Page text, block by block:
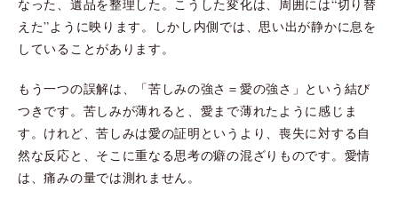
なった、遺品を整理した。こうした変化は、周囲には“切り替
えた”ように映ります。しかし内側では、思い出が静かに息を
していることがあります。
もう一つの誤解は、「苦しみの強さ＝愛の強さ」という結び
つきです。苦しみが薄れると、愛まで薄れたように感じま
す。けれど、苦しみは愛の証明というより、喪失に対する自
然な反応と、そこに重なる思考の癖の混ざりものです。愛情
は、痛みの量では測れません。